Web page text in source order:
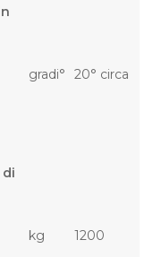
gradi° 20° circa
kg 1200